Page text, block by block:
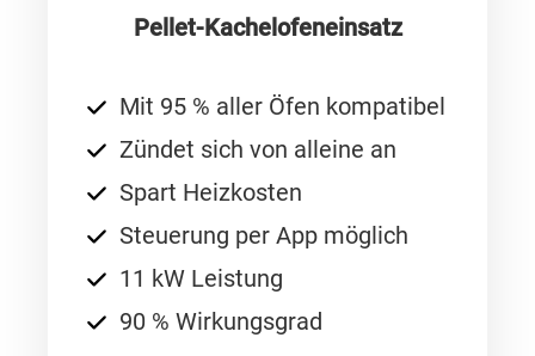
Pellet-Kachelofeneinsatz
Mit 95 % aller Öfen kompatibel
Zündet sich von alleine an
Spart Heizkosten
Steuerung per App möglich
11 kW Leistung
90 % Wirkungsgrad